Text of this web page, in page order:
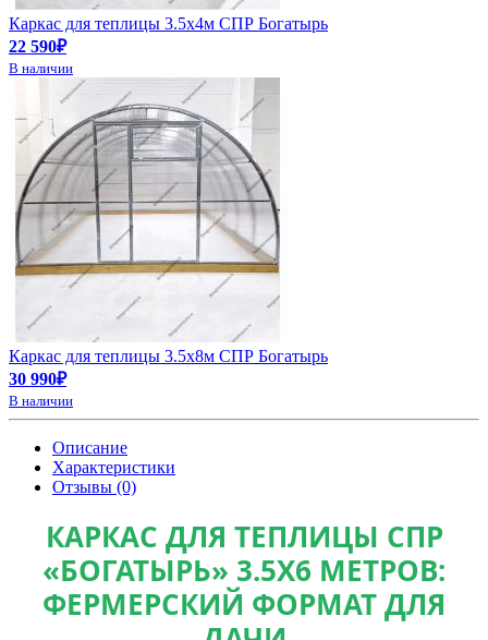
Каркас для теплицы 3.5х4м СПР Богатырь
22 590₽
В наличии
Каркас для теплицы 3.5х8м СПР Богатырь
30 990₽
В наличии
Описание
Характеристики
Отзывы (0)
КАРКАС ДЛЯ ТЕПЛИЦЫ СПР
«БОГАТЫРЬ» 3.5Х6 МЕТРОВ:
ФЕРМЕРСКИЙ ФОРМАТ ДЛЯ